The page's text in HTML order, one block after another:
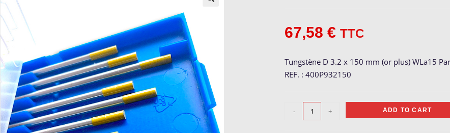
67,58€ TTC
Tungstène D 3.2 x 150 mm (or plus) WLa15
REF. : 400P932150
Tungstène
- + ADD TO CART